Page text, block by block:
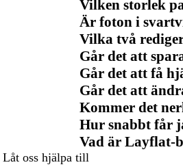
Vilken storlek
Är foton i
Vilka två
Går det att
Går det att få
Går det att
Kommer det
Hur snabbt får
Vad är Layflat-
Låt oss hjälpa till